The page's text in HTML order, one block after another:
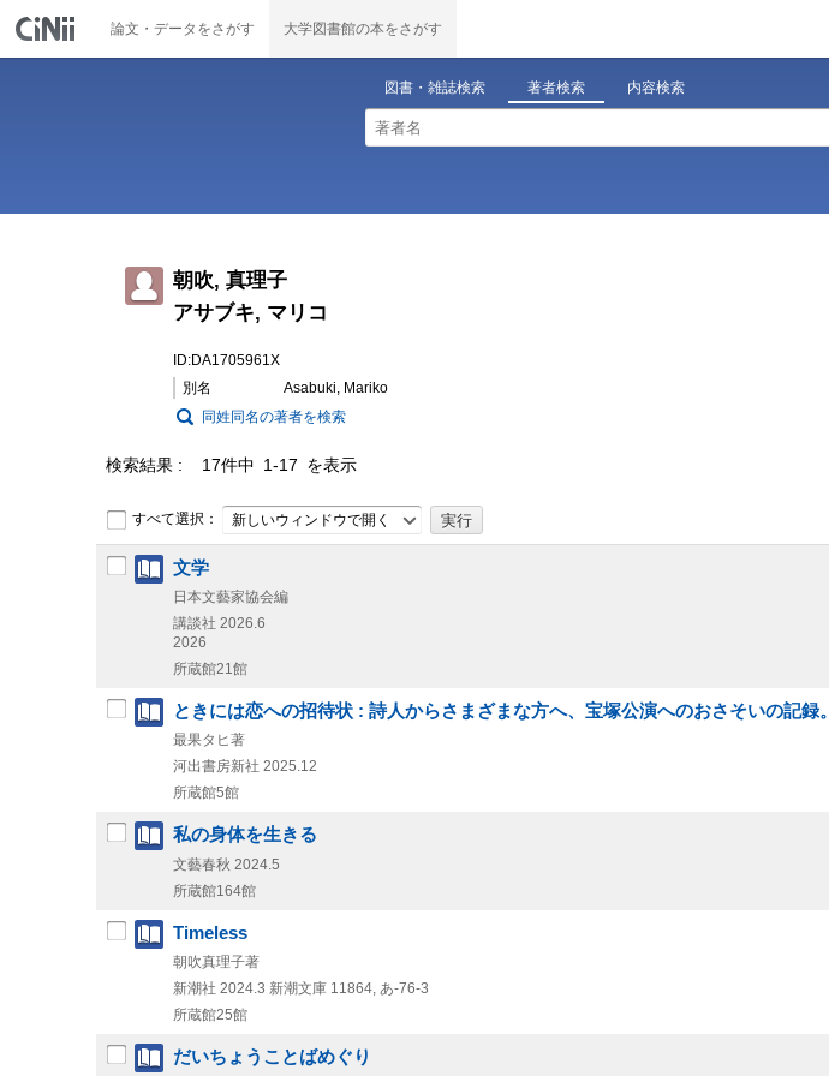
論文・データをさがす 大学図書館の本をさがす
図書・雑誌検索 著者検索 内容検索
朝吹, 真理子
アサブキ, マリコ
ID:DA1705961X
別名
Asabuki, Mariko
同姓同名の著者を検索
検索結果 17件中 1-17 を表示
すべて選択： 新しいウィンドウで開く
文学
日本文藝家協会編
講談社 2026.6
2026
所蔵館21館
ときには恋への招待状 : 詩人からさまざまな方へ、宝塚公演へのおさそいの記録。
最果タヒ著
河出書房新社 2025.12
所蔵館5館
私の身体を生きる
文藝春秋 2024.5
所蔵館164館
Timeless
朝吹真理子著
新潮社 2024.3 新潮文庫 11864, あ-76-3
所蔵館25館
だいちょうことばめぐり